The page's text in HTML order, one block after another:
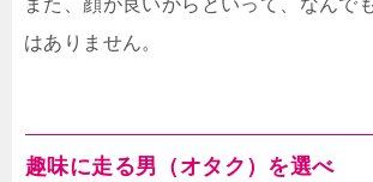
はありません。
趣味に走る男（オタク）を選べ